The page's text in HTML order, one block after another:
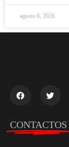
agosto 6, 2026
CONTACTOS